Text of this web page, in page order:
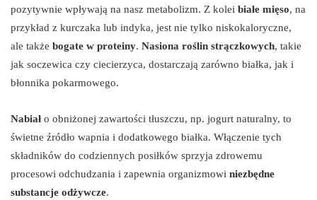
pozytywnie wpływają na nasz metabolizm. Z kolei białe mięso, na
przykład z kurczaka lub indyka, jest nie tylko niskokaloryczne,
ale także bogate w proteiny. Nasiona roślin strączkowych, takie
jak soczewica czy ciecierzyca, dostarczają zarówno białka, jak i
błonnika pokarmowego.
Nabiał o obniżonej zawartości tłuszczu, np. jogurt naturalny, to
świetne źródło wapnia i dodatkowego białka. Włączenie tych
składników do codziennych posiłków sprzyja zdrowemu
procesowi odchudzania i zapewnia organizmowi niezbędne
substancje odżywcze.